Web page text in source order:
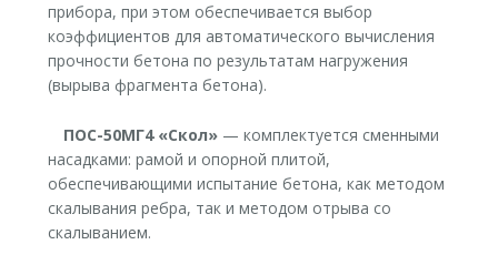
прибора, при этом обеспечивается выбор
коэффициентов для автоматического вычисления
прочности бетона по результатам нагружения
(вырыва фрагмента бетона).
ПОС-50МГ4 «Скол» — комплектуется сменными
насадками: рамой и опорной плитой,
обеспечивающими испытание бетона, как методом
скалывания ребра, так и методом отрыва со
скалыванием.